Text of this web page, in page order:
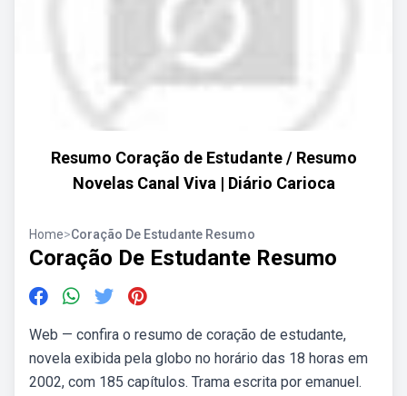
Resumo Coração de Estudante / Resumo
Novelas Canal Viva | Diário Carioca
Home>Coração De Estudante Resumo
Coração De Estudante Resumo
Web — confira o resumo de coração de estudante,
novela exibida pela globo no horário das 18 horas em
2002, com 185 capítulos. Trama escrita por emanuel.